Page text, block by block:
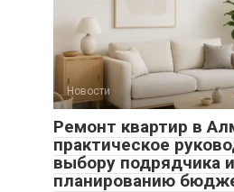
Новости
Ремонт квартир в
практическое
выбору подрядчика и
планированию